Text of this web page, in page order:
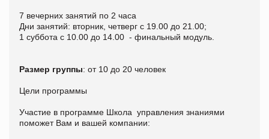
7 вечерних занятий по 2 часа
Дни занятий: вторник, четверг с 19.00 до 21.00;
1 суббота с 10.00 до 14.00 - финальный модуль.
Размер группы: от 10 до 20 человек
Цели программы
Участие в программе Школа управления знаниями
поможет Вам и вашей компании: